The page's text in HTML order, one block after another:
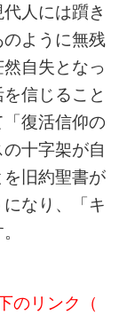
人には躓き
ように無残
自失となっ
信じること
復活信仰の
十字架が自
旧約聖書が
なり、「キ
のリンク（